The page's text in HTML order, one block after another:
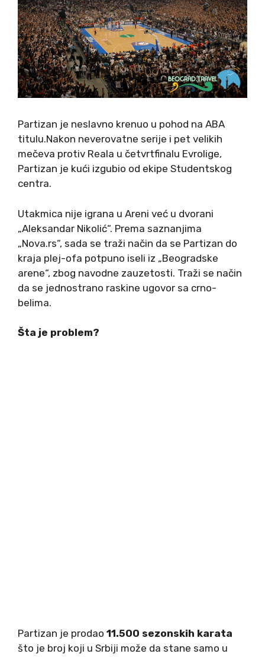
Partizan je neslavno krenuo u pohod na ABA
titulu.Nakon neverovatne serije i pet velikih
mečeva protiv Reala u četvrtfinalu Evrolige,
Partizan je kući izgubio od ekipe Studentskog
centra.
Utakmica nije igrana u Areni već u dvorani
„Aleksandar Nikolić“. Prema saznanjima
„Nova.rs“, sada se traži način da se Partizan do
kraja plej-ofa potpuno iseli iz „Beogradske
arene“, zbog navodne zauzetosti. Traži se način
da se jednostrano raskine ugovor sa crno-
belima.
Šta je problem?
Partizan je prodao 11.500 sezonskih karata
što je broj koji u Srbiji može da stane samo u